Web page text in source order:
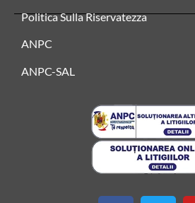
Politica Sulla Riservatezza
ANPC
ANPC-SAL